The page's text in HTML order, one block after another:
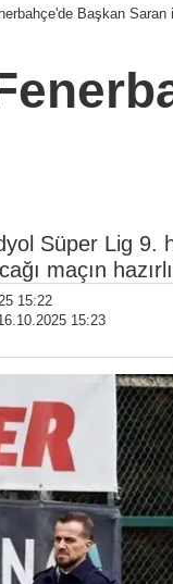
Başkan Saran
Süper Lig 9.
maçın
15:22
15:23